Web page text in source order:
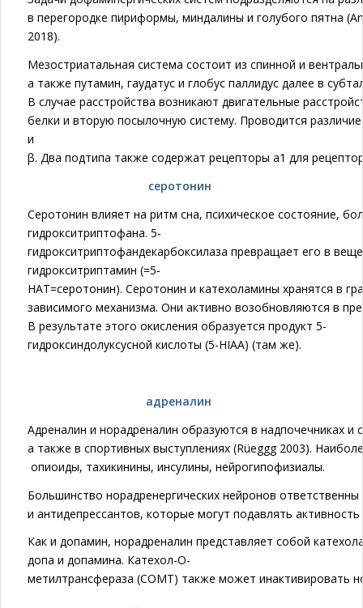
в перегородке пириформы, миндалины и голубого пятна
2018).
Мезостриатальная система состоит из спинной и
а также путамин, гаудатус и глобус паллидус далее в
В случае расстройства возникают двигательные
белки и вторую посылочную систему. Проводится
и
β. Два подтипа также содержат рецепторы a1 для
серотонин
Серотонин влияет на ритм сна, психическое состояние,
гидрокситриптофана. 5-
гидрокситриптофандекарбоксилаза превращает его в
гидрокситриптамин (=5-
HAT=серотонин). Серотонин и катехоламины хранятся в
зависимого механизма. Они активно возобновляются в
В результате этого окисления образуется продукт 5-
гидроксиндолуксусной кислоты (5-HIAA) (там же).
адреналин
Адреналин и норадреналин образуются в надпочечниках
а также в спортивных выступлениях (Rüeggg 2003).
опиоиды, тахикинины, инсулины, нейрогипофизиалы.
Большинство норадренергических нейронов
и антидепрессантов, которые могут подавлять
Как и допамин, норадреналин представляет собой
допа и допамина. Катехол-О-
метилтрансфераза (COMT) также может инактивировать